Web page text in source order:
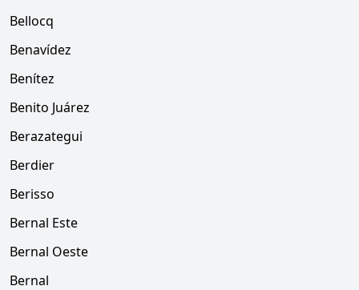
Bellocq
Benavídez
Benítez
Benito Juárez
Berazategui
Berdier
Berisso
Bernal Este
Bernal Oeste
Bernal